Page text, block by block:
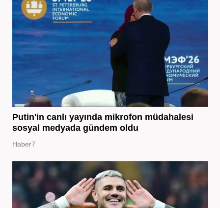
Putin'in canlı yayında mikrofon müdahalesi
sosyal medyada gündem oldu
Haber7